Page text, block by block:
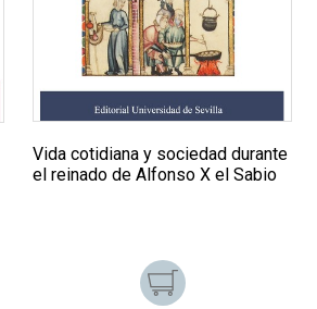
Vida cotidiana y sociedad durante
el reinado de Alfonso X el Sabio